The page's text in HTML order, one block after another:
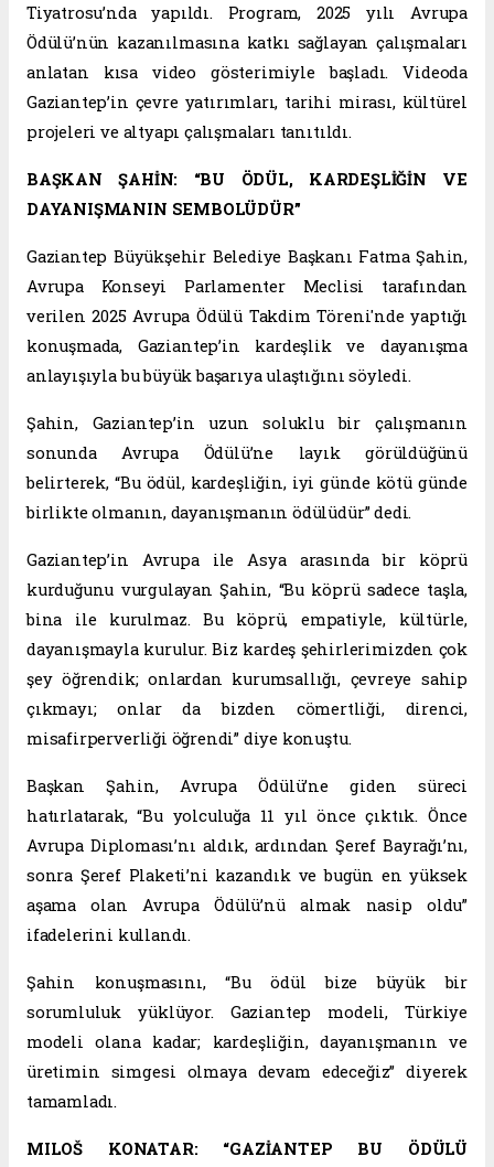
Tiyatrosu’nda yapıldı. Program, 2025 yılı Avrupa
Ödülü’nün kazanılmasına katkı sağlayan çalışmaları
anlatan kısa video gösterimiyle başladı. Videoda
Gaziantep’in çevre yatırımları, tarihi mirası, kültürel
projeleri ve altyapı çalışmaları tanıtıldı.
BAŞKAN ŞAHİN: “BU ÖDÜL, KARDEŞLİĞİN VE
DAYANIŞMANIN SEMBOLÜDÜR”
Gaziantep Büyükşehir Belediye Başkanı Fatma Şahin,
Avrupa Konseyi Parlamenter Meclisi tarafından
verilen 2025 Avrupa Ödülü Takdim Töreni'nde yaptığı
konuşmada, Gaziantep’in kardeşlik ve dayanışma
anlayışıyla bu büyük başarıya ulaştığını söyledi.
Şahin, Gaziantep’in uzun soluklu bir çalışmanın
sonunda Avrupa Ödülü’ne layık görüldüğünü
belirterek, “Bu ödül, kardeşliğin, iyi günde kötü günde
birlikte olmanın, dayanışmanın ödülüdür” dedi.
Gaziantep’in Avrupa ile Asya arasında bir köprü
kurduğunu vurgulayan Şahin, “Bu köprü sadece taşla,
bina ile kurulmaz. Bu köprü, empatiyle, kültürle,
dayanışmayla kurulur. Biz kardeş şehirlerimizden çok
şey öğrendik; onlardan kurumsallığı, çevreye sahip
çıkmayı; onlar da bizden cömertliği, direnci,
misafirperverliği öğrendi” diye konuştu.
Başkan Şahin, Avrupa Ödülü’ne giden süreci
hatırlatarak, “Bu yolculuğa 11 yıl önce çıktık. Önce
Avrupa Diploması’nı aldık, ardından Şeref Bayrağı’nı,
sonra Şeref Plaketi’ni kazandık ve bugün en yüksek
aşama olan Avrupa Ödülü’nü almak nasip oldu”
ifadelerini kullandı.
Şahin konuşmasını, “Bu ödül bize büyük bir
sorumluluk yüklüyor. Gaziantep modeli, Türkiye
modeli olana kadar; kardeşliğin, dayanışmanın ve
üretimin simgesi olmaya devam edeceğiz” diyerek
tamamladı.
MILOŠ KONATAR: “GAZİANTEP BU ÖDÜLÜ